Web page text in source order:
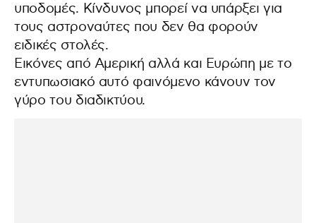
υποδομές. Κίνδυνος μπορεί να υπάρξει για
τους αστροναύτες που δεν θα φορούν
ειδικές στολές.
Εικόνες από Αμερική αλλά και Ευρώπη με το
εντυπωσιακό αυτό φαινόμενο κάνουν τον
γύρο του διαδικτύου.